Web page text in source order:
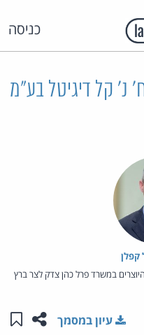
כניסה
קפלן
במשרד פרל כהן צדק לצר ברץ
שתפו
עיון במסמך